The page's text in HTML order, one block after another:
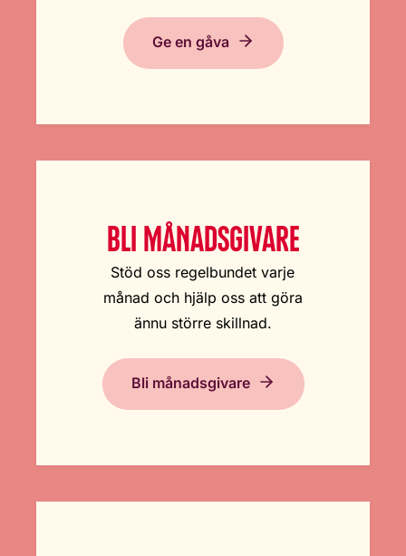
Ge en gåva
BLI MÅNADSGIVARE
Stöd oss regelbundet varje
månad och hjälp oss att göra
ännu större skillnad.
Bli månadsgivare